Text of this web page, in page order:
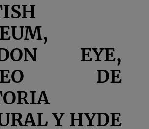
EYE,
DE
Y HYDE